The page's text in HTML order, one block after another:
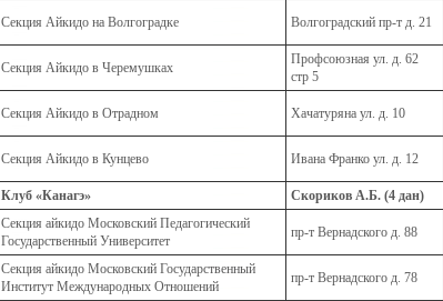
Секция Айкидо на Волгоградке Волгоградский пр-т д. 21
Секция Айкидо в Черемушках
Профсоюзная ул. д. 62
стр 5
Секция Айкидо в Отрадном Хачатуряна ул. д. 10
Секция Айкидо в Кунцево Ивана Франко ул. д. 12
Клуб «Канагэ»
Скориков А.Б. (4 дан)
Секция айкидо Московский Педагогический
Государственный Университет
пр-т Вернадского д. 88
Секция айкидо Московский Государственный
Институт Международных Отношений
пр-т Вернадского д. 78